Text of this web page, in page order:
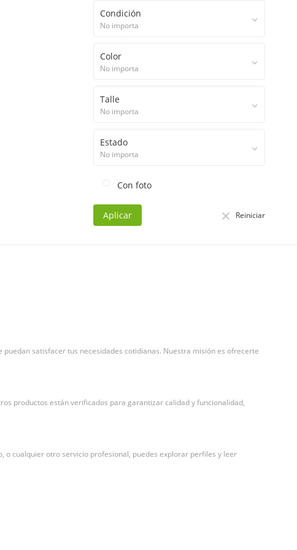
Condición
No importa
Color
No importa
Talle
No importa
Estado
No importa
Con foto
Aplicar Reiniciar
satisfacer tus necesidades cotidianas. Nuestra misión es ofrecerte
productos están verificados para garantizar calidad y funcionalidad,
o cualquier otro servicio profesional, puedes explorar perfiles y leer